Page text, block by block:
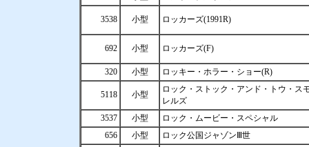
3538 小型 ロッカーズ(1991R)
692 小型 ロッカーズ(F)
320 小型 ロッキー・ホラー・ショー(R)
5118 小型
ロック・ストック・アンド・トウ・ス
レルズ
3537
小型
ロック・ムービー・スペシャル
656
小型
ロック公国ジャゾンⅢ世